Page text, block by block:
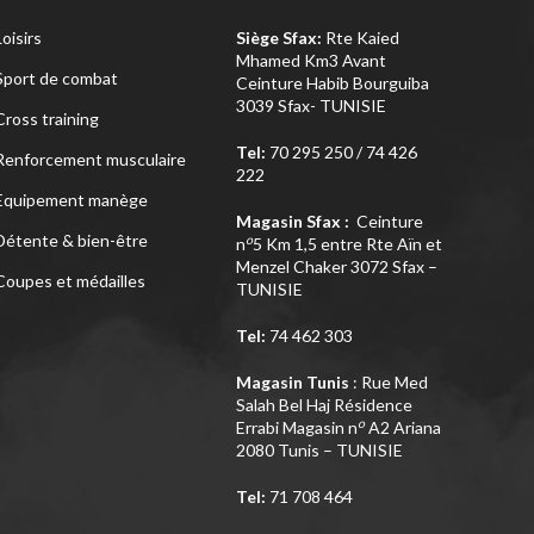
de combat
training
musculaire
manège
& bien-être
et médailles
Siège Sfax: Rte Kaied
Mhamed Km3 Avant
Ceinture Habib Bourguiba
3039 Sfax- TUNISIE
Tel: 70 295 250 / 74 426
222
Magasin Sfax : Ceinture
no5 Km 1,5 entre Rte Aïn et
Menzel Chaker 3072 Sfax –
TUNISIE
Tel: 74 462 303
Magasin Tunis : Rue Med
Salah Bel Haj Résidence
Errabi Magasin noA2 Ariana
2080 Tunis – TUNISIE
Tel: 71 708 464